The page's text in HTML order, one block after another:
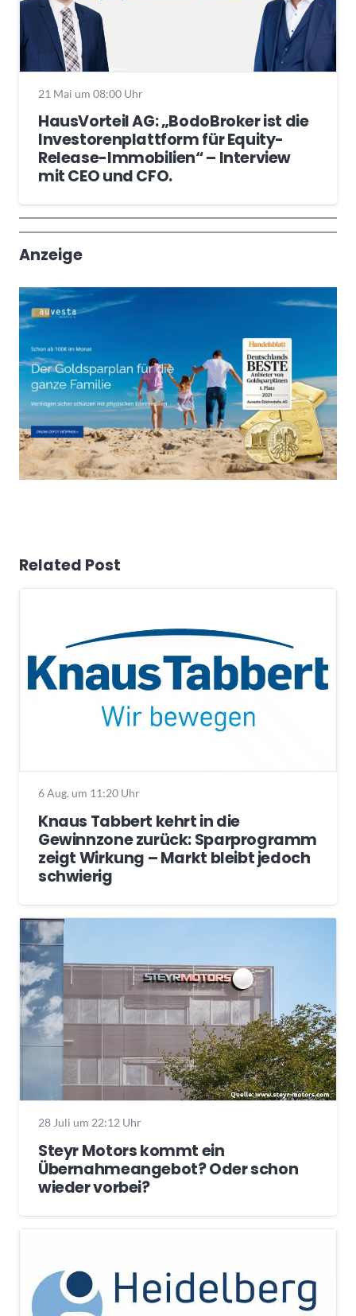
21 Mai um 08:00 Uhr
HausVorteil AG: „BodoBroker ist die
Investorenplattform für Equity-
Release-Immobilien“ – Interview
mit CEO und CFO.
Wochenrückblick
Trendthemen
Anzeige
Related Post
6 Aug. um 11:20 Uhr
Knaus Tabbert kehrt in die
Gewinnzone zurück: Sparprogramm
zeigt Wirkung – Markt bleibt jedoch
schwierig
28 Juli um 22:12 Uhr
Steyr Motors kommt ein
Übernahmeangebot? Oder schon
wieder vorbei?